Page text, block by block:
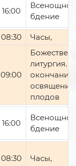
16:00
Всенощное
бдение
08:30 Часы,
09:00
литургия.
окончании
освящение
плодов
16:00
Всенощное
бдение
08:30 Часы,